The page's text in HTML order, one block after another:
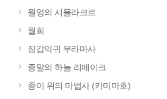
월영의 시뮬라크르
월희
장갑악귀 무라마사
종말의 하늘 리메이크
종이 위의 마법사 (카미마호)